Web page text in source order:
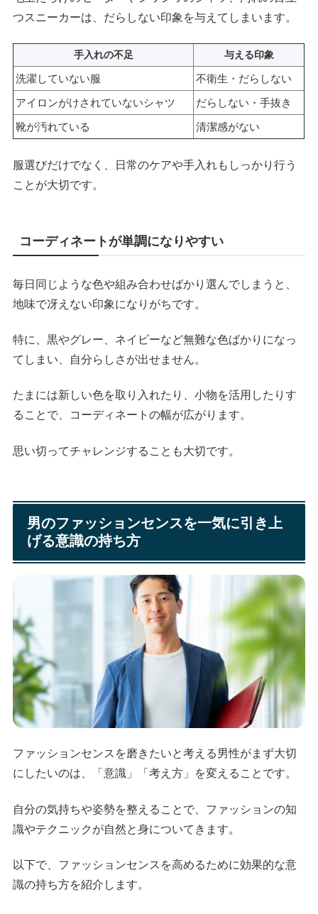
つスニーカーは、だらしない印象を与えてしまいます。
手入れの不足 与える印象
洗濯していない服
不衛生・だらしない
アイロンがけされていないシャツ
だらしない・手抜き
靴が汚れている
清潔感がない
服選びだけでなく、日常のケアや手入れもしっかり行う
ことが大切です。
コーディネートが単調になりやすい
毎日同じような色や組み合わせばかり選んでしまうと、
地味で冴えない印象になりがちです。
特に、黒やグレー、ネイビーなど無難な色ばかりになっ
てしまい、自分らしさが出せません。
たまには新しい色を取り入れたり、小物を活用したりす
ることで、コーディネートの幅が広がります。
思い切ってチャレンジすることも大切です。
男のファッションセンスを一気に引き上
げる意識の持ち方
ファッションセンスを磨きたいと考える男性がまず大切
にしたいのは、「意識」「考え方」を変えることです。
自分の気持ちや姿勢を整えることで、ファッションの知
識やテクニックが自然と身についてきます。
以下で、ファッションセンスを高めるために効果的な意
識の持ち方を紹介します。